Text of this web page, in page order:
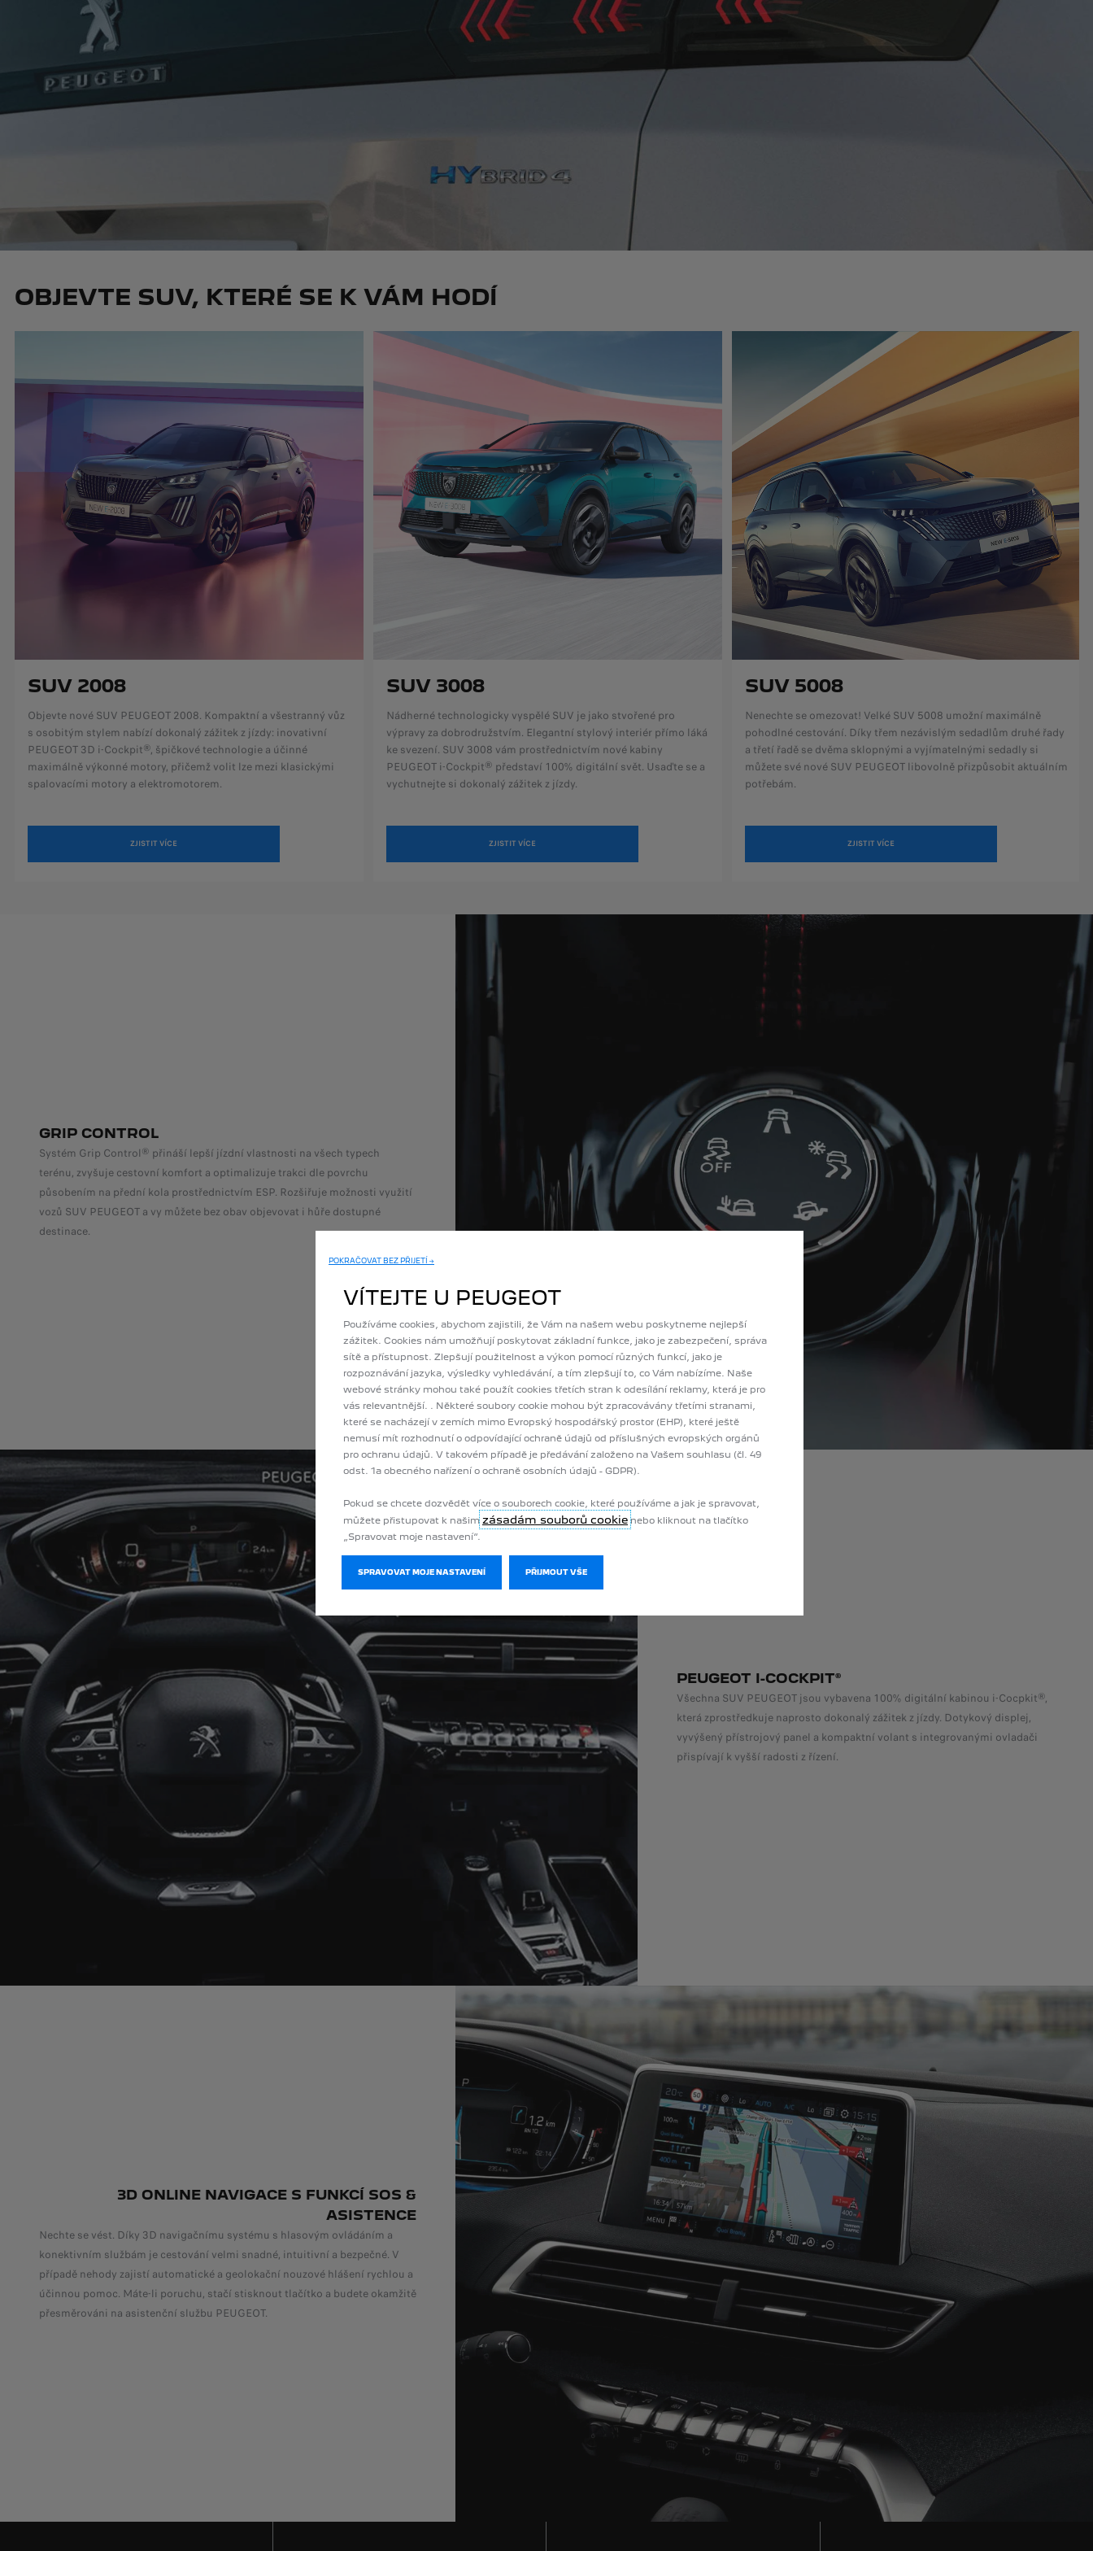
OBJEVTE SUV, KTERÉ SE K VÁM HODÍ
SUV 2008
Objevte nové SUV PEUGEOT 2008. Kompaktní a všestranný vůz
s osobitým stylem nabízí dokonalý zážitek z jízdy: inovativní
PEUGEOT 3D i-Cockpit®, špičkové technologie a účinné
maximálně výkonné motory, přičemž volit lze mezi klasickými
spalovacími motory a elektromotorem.
ZJISTIT VÍCE
SUV 3008
Nádherné technologicky vyspělé SUV je jako stvořené pro
výpravy za dobrodružstvím. Elegantní stylový interiér přímo láká
ke svezení. SUV 3008 vám prostřednictvím nové kabiny
PEUGEOT i-Cockpit® představí 100% digitální svět. Usaďte se a
vychutnejte si dokonalý zážitek z jízdy.
ZJISTIT VÍCE
SUV 5008
Nenechte se omezovat! Velké SUV 5008 umožní maximálně
pohodlné cestování. Díky třem nezávislým sedadlům druhé řady
a třetí řadě se dvěma sklopnými a vyjímatelnými sedadly si
můžete své nové SUV PEUGEOT libovolně přizpůsobit aktuálním
potřebám.
ZJISTIT VÍCE
GRIP CONTROL
Systém Grip Control® přináší lepší jízdní vlastnosti na všech typech
terénu, zvyšuje cestovní komfort a optimalizuje trakci dle povrchu
působením na přední kola prostřednictvím ESP. Rozšiřuje možnosti využití
vozů SUV PEUGEOT a vy můžete bez obav objevovat i hůře dostupné
destinace.
PEUGEOT I-COCKPIT®
Všechna SUV PEUGEOT jsou vybavena 100% digitální kabinou i-Cocpkit®,
která zprostředkuje naprosto dokonalý zážitek z jízdy. Dotykový displej,
vyvýšený přístrojový panel a kompaktní volant s integrovanými ovladači
přispívají k vyšší radosti z řízení.
3D ONLINE NAVIGACE S FUNKCÍ SOS &
ASISTENCE
Nechte se vést. Díky 3D navigačnímu systému s hlasovým ovládáním a
konektivním službám je cestování velmi snadné, intuitivní a bezpečné. V
případě nehody zajistí automatické a geolokační nouzové hlášení rychlou a
účinnou pomoc. Máte-li poruchu, stačí stisknout tlačítko a budete okamžitě
přesměrováni na asistenční službu PEUGEOT.
POKRAČOVAT BEZ PŘIJETÍ →
VÍTEJTE U PEUGEOT
Používáme cookies, abychom zajistili, že Vám na našem webu poskytneme nejlepší
zážitek. Cookies nám umožňují poskytovat základní funkce, jako je zabezpečení, správa
sítě a přístupnost. Zlepšují použitelnost a výkon pomocí různých funkcí, jako je
rozpoznávání jazyka, výsledky vyhledávání, a tím zlepšují to, co Vám nabízíme. Naše
webové stránky mohou také použít cookies třetích stran k odesílání reklamy, která je pro
vás relevantnější. . Některé soubory cookie mohou být zpracovávány třetími stranami,
které se nacházejí v zemích mimo Evropský hospodářský prostor (EHP), které ještě
nemusí mít rozhodnutí o odpovídající ochraně údajů od příslušných evropských orgánů
pro ochranu údajů. V takovém případě je předávání založeno na Vašem souhlasu (čl. 49
odst. 1a obecného nařízení o ochraně osobních údajů - GDPR).
Pokud se chcete dozvědět více o souborech cookie, které používáme a jak je spravovat,
můžete přistupovat k našim zásadám souborů cookie nebo kliknout na tlačítko
„Spravovat moje nastavení“.
SPRAVOVAT MOJE NASTAVENÍ PŘIJMOUT VŠE